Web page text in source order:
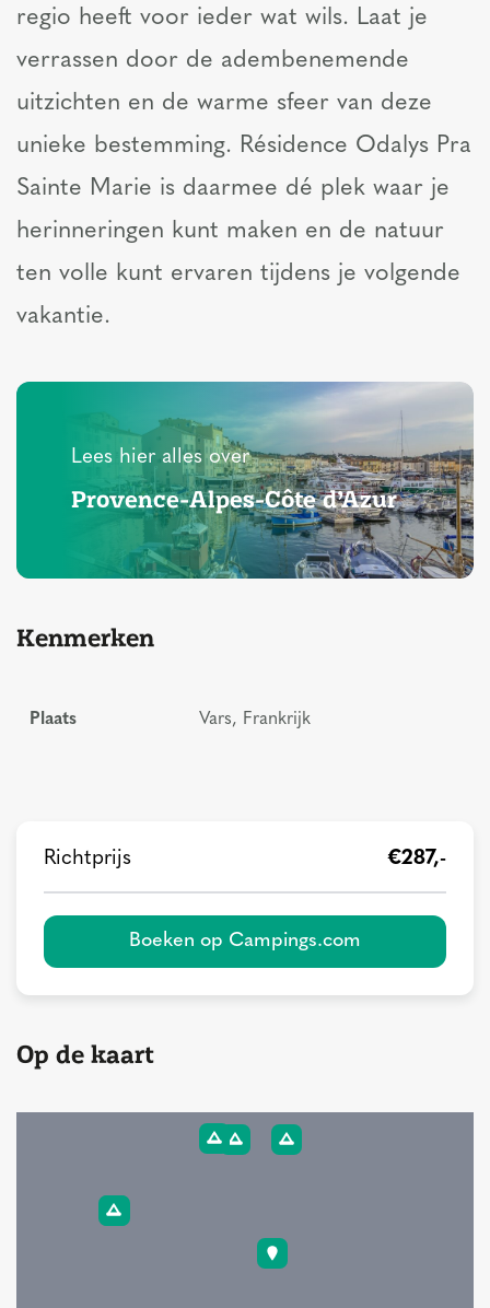
regio heeft voor ieder wat wils. Laat je
verrassen door de adembenemende
uitzichten en de warme sfeer van deze
unieke bestemming. Résidence Odalys Pra
Sainte Marie is daarmee dé plek waar je
herinneringen kunt maken en de natuur
ten volle kunt ervaren tijdens je volgende
vakantie.
Lees hier alles over
Provence-Alpes-Côte d’Azur
Kenmerken
Plaats Vars, Frankrijk
Richtprijs €287,-
Boeken op Campings.com
Op de kaart